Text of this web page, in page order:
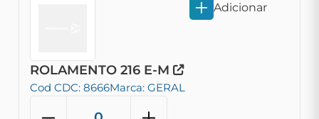
ROLAMENTO 216 E-M
Cod CDC: 8666Marca: GERAL
Adicionar